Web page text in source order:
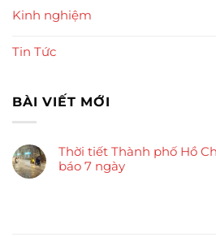
Kinh nghiệm
Tin Tức
BÀI VIẾT MỚI
Thời tiết Thành phố Hồ
báo 7 ngày